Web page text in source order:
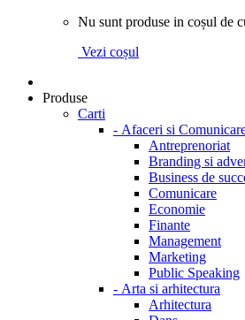
Nu sunt produse in coșul de
Vezi coșul
Produse
Carti
- Afaceri si
Antreprenoriat
Branding si
Business de
Comunicare
Economie
Finante
Management
Marketing
Public Speaking
- Arta si arhitectura
Arhitectura